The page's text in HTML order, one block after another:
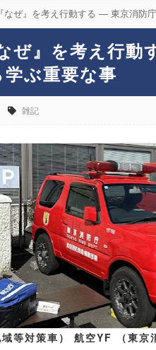
なぜ』を考え行動する ― 東京消防
ぜ』を考え行
ぶ重要な事
雑記
等対策車） 航空YF （東京